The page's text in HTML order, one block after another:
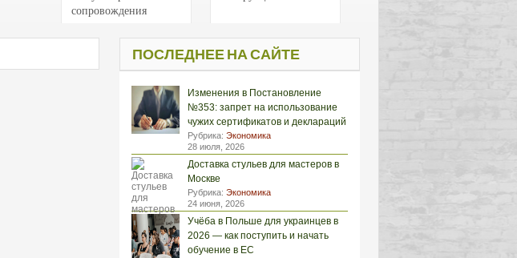
сопровождения
ПОСЛЕДНЕЕ НА САЙТЕ
Изменения в Постановление
№353: запрет на использование
чужих сертификатов и деклараций
Рубрика: Экономика
28 июля, 2026
Доставка стульев для мастеров в
Москве
Рубрика: Экономика
24 июня, 2026
Учёба в Польше для украинцев в
2026 — как поступить и начать
обучение в ЕС